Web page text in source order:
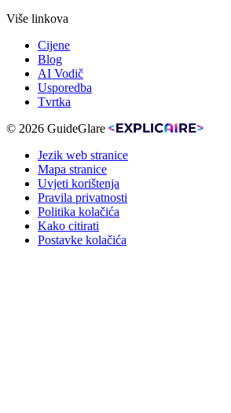
Više linkova
Cijene
Blog
AI Vodič
Usporedba
Tvrtka
© 2026 GuideGlare
Jezik web stranice
Mapa stranice
Uvjeti korištenja
Pravila privatnosti
Politika kolačića
Kako citirati
Postavke kolačića